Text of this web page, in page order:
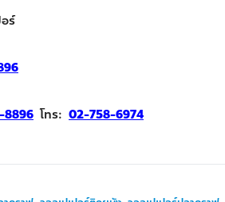
ร์
8896 โทร: 02-758-6974